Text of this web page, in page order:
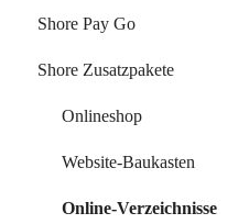
Buchungsseite
Buchungseinstellungen
Buchung über externe
Systemeinstellungen
Leistungen & Kurse
Dein Account & Zugang
Produkte & Inventar
Kunden & Benutzer
Kassieren & Verkauf
Berichte & Buchhaltung
Erste Schritte
FAQs - Fragen &
Shore Pay Go
Shore Zusatzpakete
Onlineshop
Website-Baukasten
Online-Verzeichnisse